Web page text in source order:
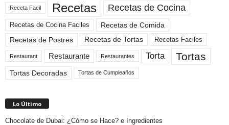
Receta Facil Recetas Recetas de Cocina
Recetas de Cocina Faciles
Recetas de Comida
Recetas de Postres
Recetas de Tortas Recetas Faciles
Restaurant Restaurante Restaurantes Torta Tortas
Tortas Decoradas Tortas de Cumpleaños
Lo Último
Chocolate de Dubai: ¿Cómo se Hace? e Ingredientes